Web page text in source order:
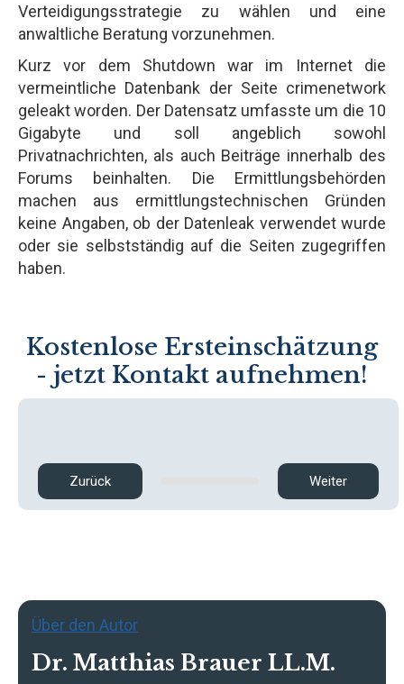
Verteidigungsstrategie zu wählen und eine
anwaltliche Beratung vorzunehmen.
Kurz vor dem Shutdown war im Internet die
vermeintliche Datenbank der Seite crimenetwork
geleakt worden. Der Datensatz umfasste um die 10
Gigabyte und soll angeblich sowohl
Privatnachrichten, als auch Beiträge innerhalb des
Forums beinhalten. Die Ermittlungsbehörden
machen aus ermittlungstechnischen Gründen
keine Angaben, ob der Datenleak verwendet wurde
oder sie selbstständig auf die Seiten zugegriffen
haben.
Kostenlose Ersteinschätzung
- jetzt Kontakt aufnehmen!
Zurück Weiter
Über den Autor
Dr. Matthias Brauer LL.M.